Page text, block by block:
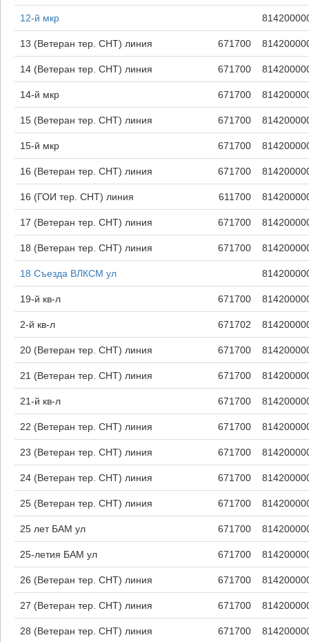
12-й мкр
13 (Ветеран тер. СНТ) линия 671700
14 (Ветеран тер. СНТ) линия 671700
14-й мкр 671700
15 (Ветеран тер. СНТ) линия 671700
15-й мкр 671700
16 (Ветеран тер. СНТ) линия 671700
16 (ГОИ тер. СНТ) линия 611700
17 (Ветеран тер. СНТ) линия 671700
18 (Ветеран тер. СНТ) линия 671700
18 Съезда ВЛКСМ ул
19-й кв-л 671700
2-й кв-л 671702
20 (Ветеран тер. СНТ) линия 671700
21 (Ветеран тер. СНТ) линия 671700
21-й кв-л 671700
22 (Ветеран тер. СНТ) линия 671700
23 (Ветеран тер. СНТ) линия 671700
24 (Ветеран тер. СНТ) линия 671700
25 (Ветеран тер. СНТ) линия 671700
25 лет БАМ ул 671700
25-летия БАМ ул 671700
26 (Ветеран тер. СНТ) линия 671700
27 (Ветеран тер. СНТ) линия 671700
28 (Ветеран тер. СНТ) линия 671700